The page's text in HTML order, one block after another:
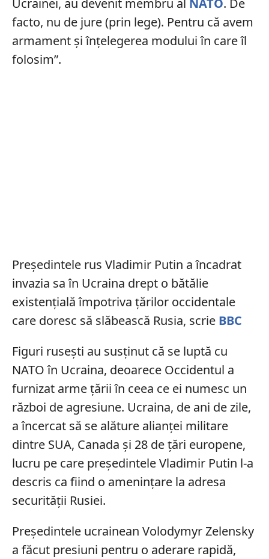
facto, nu de jure (prin lege). Pentru că avem
armament și înțelegerea modului în care îl
folosim”.
Președintele rus Vladimir Putin a încadrat
invazia sa în Ucraina drept o bătălie
existențială împotriva țărilor occidentale
care doresc să slăbească Rusia, scrie BBC
Figuri rusești au susținut că se luptă cu
NATO în Ucraina, deoarece Occidentul a
furnizat arme țării în ceea ce ei numesc un
război de agresiune. Ucraina, de ani de zile,
a încercat să se alăture alianței militare
dintre SUA, Canada și 28 de țări europene,
lucru pe care președintele Vladimir Putin l-a
descris ca fiind o amenințare la adresa
securității Rusiei.
Președintele ucrainean Volodymyr Zelensky
a făcut presiuni pentru o aderare rapidă,